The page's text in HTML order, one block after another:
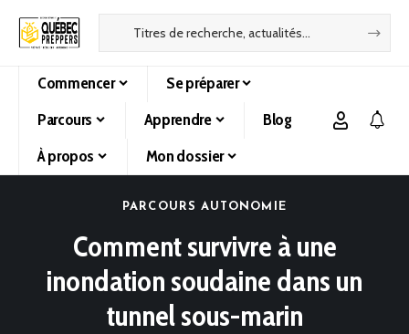
Commencer
Se préparer
Parcours
Apprendre
Blog
À propos
Mon dossier
PARCOURS AUTONOMIE
Comment survivre à une
inondation soudaine dans un
tunnel sous-marin